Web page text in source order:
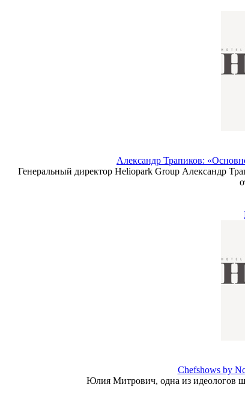
Александр Трапиков:
Генеральный директор Heliopark Group Александр
Chefshows by
Юлия Митрович, одна из идеологов